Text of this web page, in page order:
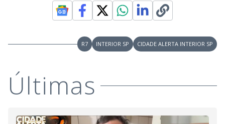
R7 INTERIOR SP CIDADE ALERTA INTERIOR SP
Últimas